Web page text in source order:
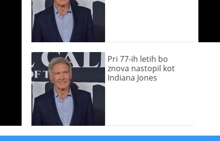
Pri 77-ih letih bo
znova nastopil kot
Indiana Jones